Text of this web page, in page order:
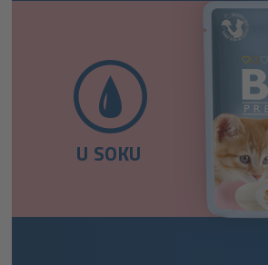
U SOKU